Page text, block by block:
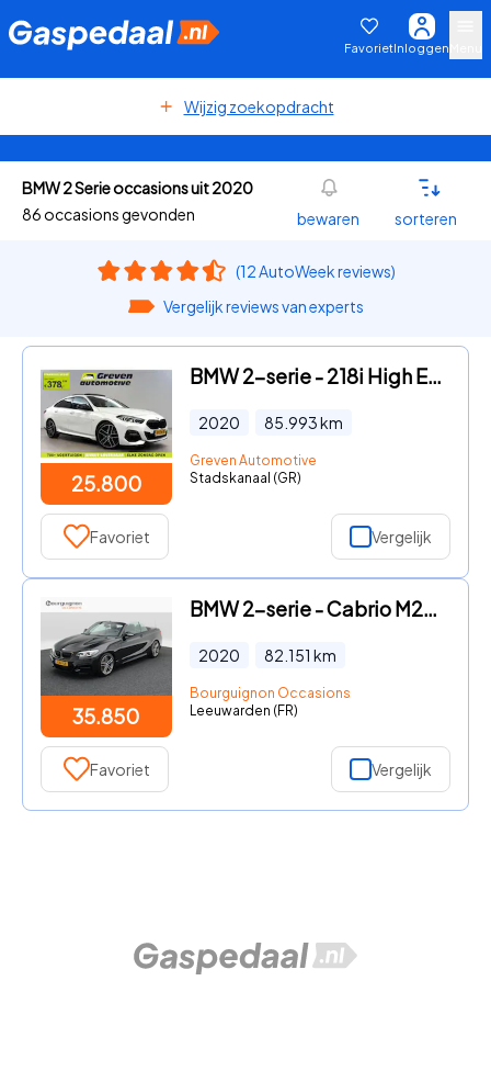
FavorietInloggen
Wijzig zoekopdracht
BMW 2 Serie occasions uit 2020
86 occasions gevonden
bewaren sorteren
(12 AutoWeek reviews)
Vergelijk reviews van experts
25.800
BMW 2-serie - 218i High Executive 141PK M-Sport | Pano | Virtual | Camera
2020 85.993km
Greven Automotive
Stadskanaal (GR)
Favoriet Vergelijk
35.850
BMW 2-serie - Cabrio M240i 340 Pk xDrive High Executive | Stoelverwarming
2020 82.151 km
Bourguignon Occasions
Leeuwarden (FR)
Favoriet Vergelijk